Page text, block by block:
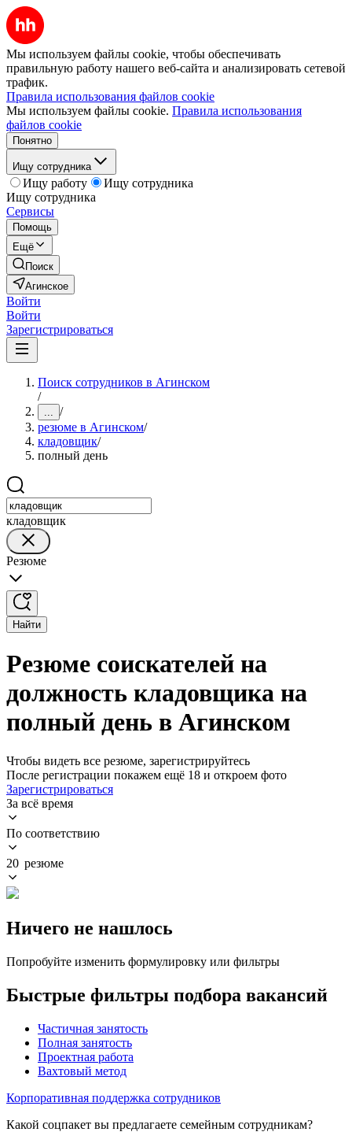
Мы используем файлы cookie, чтобы обеспечивать
правильную работу нашего веб-сайта и анализировать сетевой
трафик.
Правила использования файлов cookie
Мы используем файлы cookie. Правила использования
файлов cookie
Понятно
Ищу сотрудника
Ищу работу
Ищу сотрудника
Ищу сотрудника
Сервисы
Помощь
Ещё
Поиск
Агинское
Войти
Войти
Зарегистрироваться
Поиск сотрудников в Агинском
/
... /
резюме в Агинском/
кладовщик/
полный день
кладовщик
Резюме
Найти
Резюме соискателей на
должность кладовщика на
полный день в Агинском
Чтобы видеть все резюме, зарегистрируйтесь
После регистрации покажем ещё 18 и откроем фото
Зарегистрироваться
За всё время
По соответствию
20 резюме
Ничего не нашлось
Попробуйте изменить формулировку или фильтры
Быстрые фильтры подбора вакансий
Частичная занятость
Полная занятость
Проектная работа
Вахтовый метод
Корпоративная поддержка сотрудников
Какой соцпакет вы предлагаете семейным сотрудникам?